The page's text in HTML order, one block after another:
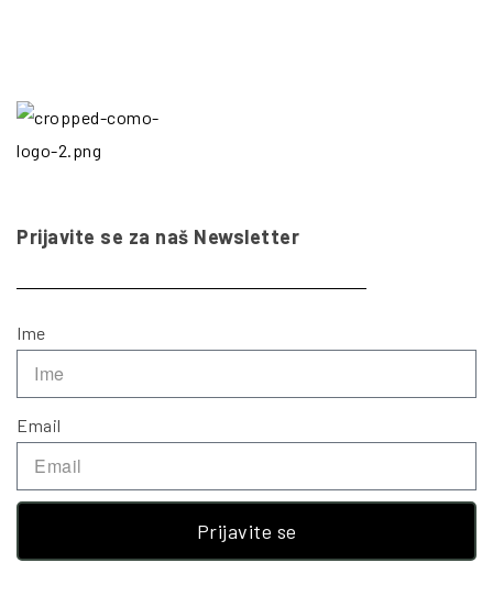
Prijavite se za naš Newsletter
Ime
Email
Prijavite se